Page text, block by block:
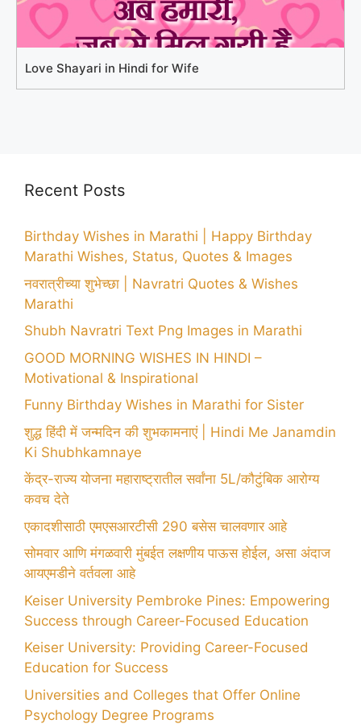
Love Shayari in Hindi for Wife
Recent Posts
Birthday Wishes in Marathi | Happy Birthday
Marathi Wishes, Status, Quotes & Images
नवरात्रीच्या शुभेच्छा | Navratri Quotes & Wishes
Marathi
Shubh Navratri Text Png Images in Marathi
GOOD MORNING WISHES IN HINDI –
Motivational & Inspirational
Funny Birthday Wishes in Marathi for Sister
शुद्ध हिंदी में जन्मदिन की शुभकामनाएं | Hindi Me Janamdin
Ki Shubhkamnaye
केंद्र-राज्य योजना महाराष्ट्रातील सर्वांना 5L/कौटुंबिक आरोग्य
कवच देते
एकादशीसाठी एमएसआरटीसी 290 बसेस चालवणार आहे
सोमवार आणि मंगळवारी मुंबईत लक्षणीय पाऊस होईल, असा अंदाज
आयएमडीने वर्तवला आहे
Keiser University Pembroke Pines: Empowering
Success through Career-Focused Education
Keiser University: Providing Career-Focused
Education for Success
Universities and Colleges that Offer Online
Psychology Degree Programs